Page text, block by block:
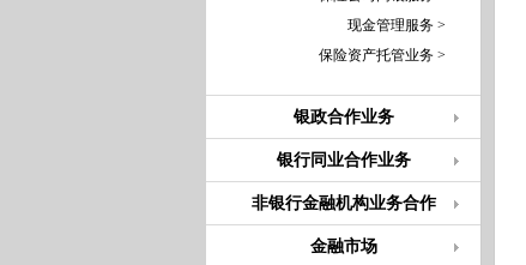
现金管理服务 >
保险资产托管业务 >
银政合作业务
银行同业合作业务
非银行金融机构业务合作
金融市场